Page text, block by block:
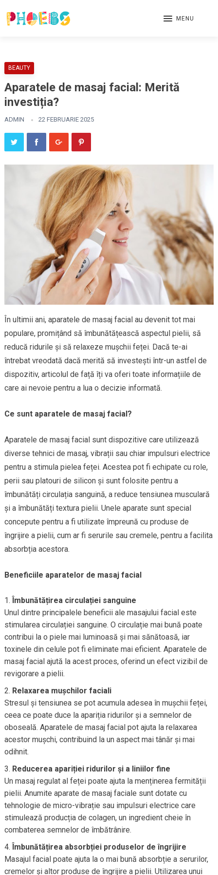
MENU
BEAUTY
Aparatele de masaj facial: Merită
investiția?
ADMIN 22 FEBRUARIE 2025
În ultimii ani, aparatele de masaj facial au devenit tot mai
populare, promițând să îmbunătățească aspectul pielii, să
reducă ridurile și să relaxeze mușchii feței. Dacă te-ai
întrebat vreodată dacă merită să investești într-un astfel de
dispozitiv, articolul de față îți va oferi toate informațiile de
care ai nevoie pentru a lua o decizie informată.
Ce sunt aparatele de masaj facial?
Aparatele de masaj facial sunt dispozitive care utilizează
diverse tehnici de masaj, vibrații sau chiar impulsuri electrice
pentru a stimula pielea feței. Acestea pot fi echipate cu role,
perii sau platouri de silicon și sunt folosite pentru a
îmbunătăți circulația sanguină, a reduce tensiunea musculară
și a îmbunătăți textura pielii. Unele aparate sunt special
concepute pentru a fi utilizate împreună cu produse de
îngrijire a pielii, cum ar fi serurile sau cremele, pentru a facilita
absorbția acestora.
Beneficiile aparatelor de masaj facial
Îmbunătățirea circulației sanguine
Unul dintre principalele beneficii ale masajului facial este
stimularea circulației sanguine. O circulație mai bună poate
contribui la o piele mai luminoasă și mai sănătoasă, iar
toxinele din celule pot fi eliminate mai eficient. Aparatele de
masaj facial ajută la acest proces, oferind un efect vizibil de
revigorare a pielii.
Relaxarea mușchilor faciali
Stresul și tensiunea se pot acumula adesea în mușchii feței,
ceea ce poate duce la apariția ridurilor și a semnelor de
oboseală. Aparatele de masaj facial pot ajuta la relaxarea
acestor mușchi, contribuind la un aspect mai tânăr și mai
odihnit.
Reducerea apariției ridurilor și a liniilor fine
Un masaj regulat al feței poate ajuta la menținerea fermității
pielii. Anumite aparate de masaj faciale sunt dotate cu
tehnologie de micro-vibrație sau impulsuri electrice care
stimulează producția de colagen, un ingredient cheie în
combaterea semnelor de îmbătrânire.
Îmbunătățirea absorbției produselor de îngrijire
Masajul facial poate ajuta la o mai bună absorbție a serurilor,
cremelor și altor produse de îngrijire a pielii. Utilizarea unui